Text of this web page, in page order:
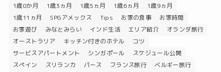
1歳0か月 1歳3ヵ月 1歳5ヵ月 1歳6ヵ月
1歳9ヵ月
1歳11ヵ月
SPGアメックス Tips お家の食事
お家時間
お家遊び
みなとみらい インド生活 エリア紹介
オランダ旅行
オーストラリア
キッチン付きのホテル
コツ
サービスアパートメント
シンガポール
スケジュール公開
スペイン
スリランカ パース フランス旅行
ベルギー旅行